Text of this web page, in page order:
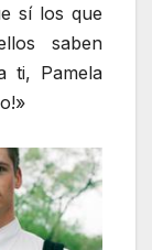
sí los que
saben
ti, Pamela